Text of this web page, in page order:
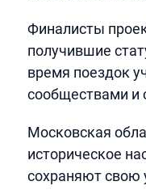
Финалисты
получившие
время поездок
сообществами и
Московская
историческое
сохраняют свою